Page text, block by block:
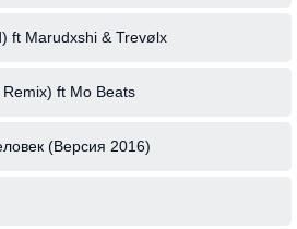
ft Marudxshi & Trevølx
ft Mo Beats
(Версия 2016)